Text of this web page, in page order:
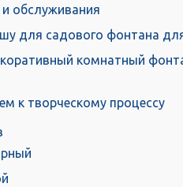
обслуживания
для садового фонтана
комнатный
к творческому процессу